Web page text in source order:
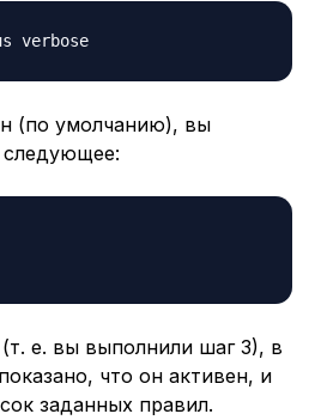
(по умолчанию), вы
е. вы выполнили шаг 3), в
что он активен, и
заданных правил.